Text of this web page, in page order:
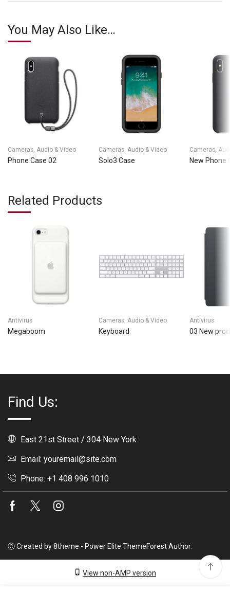
You May Also Like…
Cameras, Audio & Video
Phone Case 02
Cameras, Audio & Video
Solo3 Case
Cameras,
New Phone
Related Products
Antivirus
Megaboom
Cameras, Audio & Video
Keyboard
Antivirus
03 New
Find Us:
East 21st Street / 304 New York
Email: youremail@site.com
Phone: +1 408 996 1010
Facebook
Twitter
Ⓒ Created by 8theme - Power Elite ThemeForest Author.
View non-AMP version